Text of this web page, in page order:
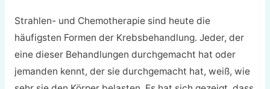
Strahlen- und Chemotherapie sind heute die
häufigsten Formen der Krebsbehandlung. Jeder, der
eine dieser Behandlungen durchgemacht hat oder
jemanden kennt, der sie durchgemacht hat, weiß, wie